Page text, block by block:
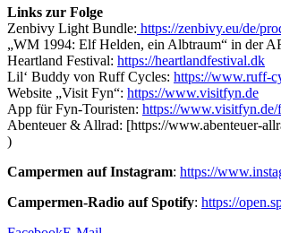
Links zur Folge
Zenbivy Light Bundle: https://zenbivy.eu/de/
„WM 1994: Elf Helden, ein Albtraum“ in der
Heartland Festival: https://heartlandfestival.dk
Lil‘ Buddy von Ruff Cycles: https://www.ruff-
Website „Visit Fyn“: https://www.visitfyn.de
App für Fyn-Touristen: https://www.visitfyn.de/
Abenteuer & Allrad: [https://www.abenteuer-
)
Campermen auf Instagram: https://
Campermen-Radio auf Spotify: https://